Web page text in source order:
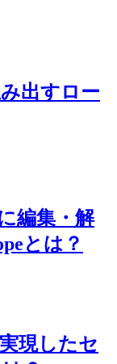
出すロー
編集・解
とは？
現したセ